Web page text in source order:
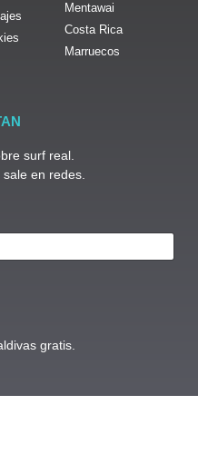
Mentawai
Costa Rica
Marruecos
surf real.
en redes.
gratis.